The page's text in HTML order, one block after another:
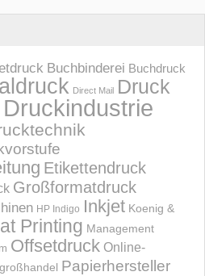
Buchbinderei Buchdruck
Direct Mail Druck
Druckindustrie
Etikettendruck
Großformatdruck
HP Indigo Inkjet Koenig &
Printing Management
Offsetdruck Online-
Papierhersteller